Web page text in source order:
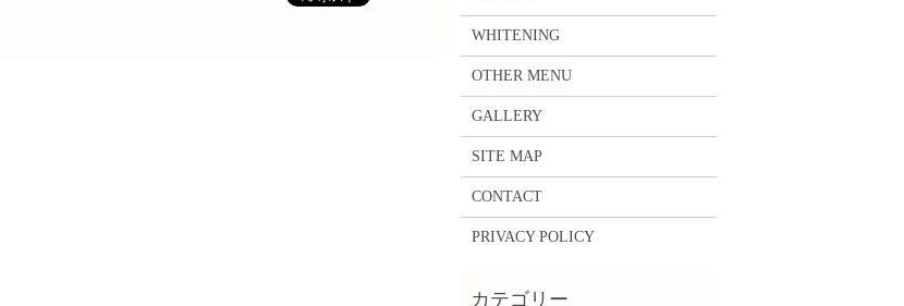
WHITENING
OTHER MENU
GALLERY
SITE MAP
CONTACT
PRIVACY POLICY